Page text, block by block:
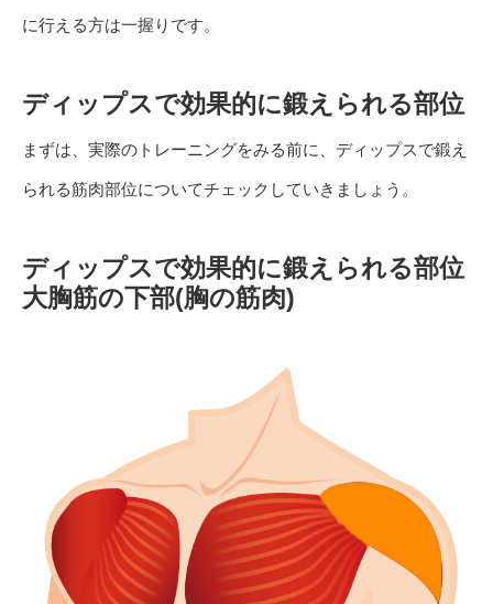
に行える方は一握り です。
ディップスで効果的に鍛えられる部位
まずは、実際のトレーニングをみる前に、ディップスで鍛え
られる筋肉部位についてチェックしていきましょう。
ディップスで効果的に鍛えられる部位
大胸筋の下部(胸の筋肉)